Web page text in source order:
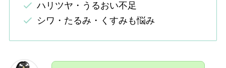
ハリツヤ・うるおい不足
シワ・たるみ・くすみも悩み